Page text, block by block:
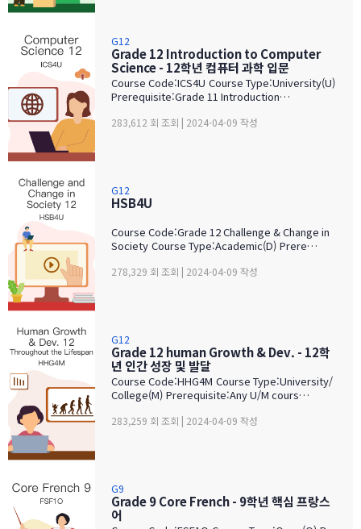
G12
Grade 12 Introduction to Computer
Science - 12학년 컴퓨터 과학 입문
Course Code:ICS4U Course Type:University(U)
Prerequisite:Grade 11 Introduction…
283,612 회 조회 | 2024-04-09 작성
G12
HSB4U
Course Code:Grade 12 Challenge & Change in
Society Course Type:Academic(D) Prere…
278,329 회 조회 | 2024-04-09 작성
G12
Grade 12 human Growth & Dev. - 12학
년 인간 성장 및 발달
Course Code:HHG4M Course Type:University/
College(M) Prerequisite:Any U/M cours…
283,259 회 조회 | 2024-04-09 작성
G9
Grade 9 Core French - 9학년 핵심 프랑스
어